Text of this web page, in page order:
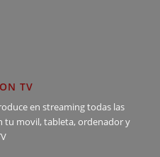
TV
en streaming todas las
tu movil, tableta, ordenador y